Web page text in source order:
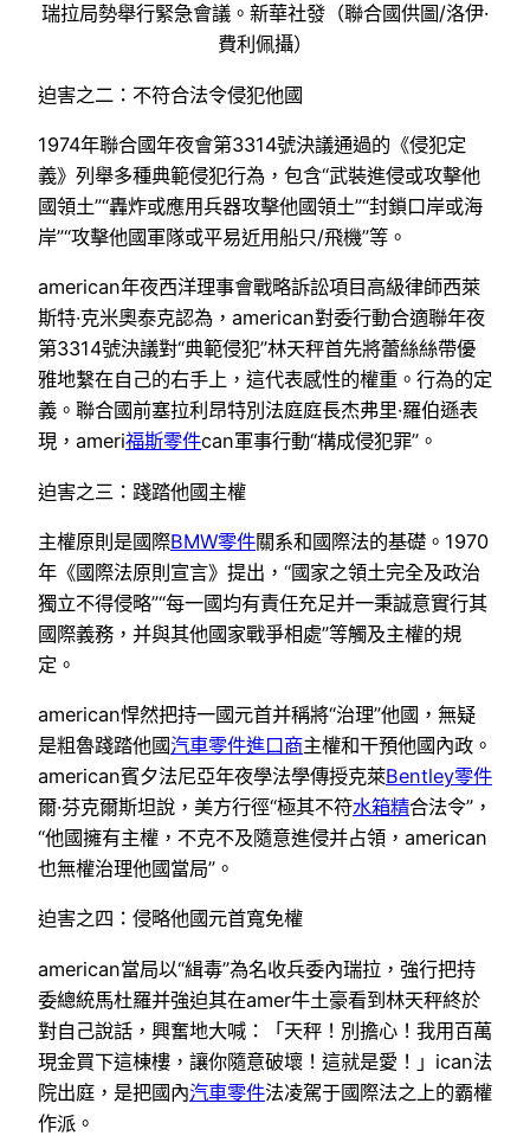
瑞拉局勢舉行緊急會議。新華社發（聯合國供圖/洛伊·
費利佩攝）
迫害之二：不符合法令侵犯他國
1974年聯合國年夜會第3314號決議通過的《侵犯定
義》列舉多種典範侵犯行為，包含“武裝進侵或攻擊他
國領土”“轟炸或應用兵器攻擊他國領土”“封鎖口岸或海
岸”“攻擊他國軍隊或平易近用船只/飛機”等。
american年夜西洋理事會戰略訴訟項目高級律師西萊
斯特·克米奧泰克認為，american對委行動合適聯年夜
第3314號決議對“典範侵犯”林天秤首先將蕾絲絲帶優
雅地繫在自己的右手上，這代表感性的權重。行為的定
義。聯合國前塞拉利昂特別法庭庭長杰弗里·羅伯遜表
現，ameri福斯零件can軍事行動“構成侵犯罪”。
迫害之三：踐踏他國主權
主權原則是國際BMW零件關系和國際法的基礎。1970
年《國際法原則宣言》提出，“國家之領土完全及政治
獨立不得侵略”“每一國均有責任充足并一秉誠意實行其
國際義務，并與其他國家戰爭相處”等觸及主權的規
定。
american悍然把持一國元首并稱將“治理”他國，無疑
是粗魯踐踏他國汽車零件進口商主權和干預他國內政。
american賓夕法尼亞年夜學法學傳授克萊Bentley零件
爾·芬克爾斯坦說，美方行徑“極其不符水箱精合法令”，
“他國擁有主權，不克不及隨意進侵并占領，american
也無權治理他國當局”。
迫害之四：侵略他國元首寬免權
american當局以“緝毒”為名收兵委內瑞拉，強行把持
委總統馬杜羅并強迫其在amer牛土豪看到林天秤終於
對自己說話，興奮地大喊：「天秤！別擔心！我用百萬
現金買下這棟樓，讓你隨意破壞！這就是愛！」ican法
院出庭，是把國內汽車零件法凌駕于國際法之上的霸權
作派。